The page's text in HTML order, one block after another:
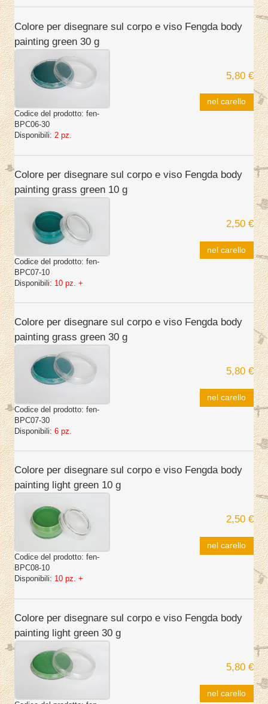
Colore per disegnare sul corpo e viso Fengda body
painting green 30 g
Codice del prodotto: fen-
BPC06-30
Disponibili: 2 pz.
5,80 €
nel carello
Colore per disegnare sul corpo e viso Fengda body
painting grass green 10 g
Codice del prodotto: fen-
BPC07-10
Disponibili: 10 pz. +
2,50 €
nel carello
Colore per disegnare sul corpo e viso Fengda body
painting grass green 30 g
Codice del prodotto: fen-
BPC07-30
Disponibili: 6 pz.
5,80 €
nel carello
Colore per disegnare sul corpo e viso Fengda body
painting light green 10 g
Codice del prodotto: fen-
BPC08-10
Disponibili: 10 pz. +
2,50 €
nel carello
Colore per disegnare sul corpo e viso Fengda body
painting light green 30 g
5,80 €
nel carello